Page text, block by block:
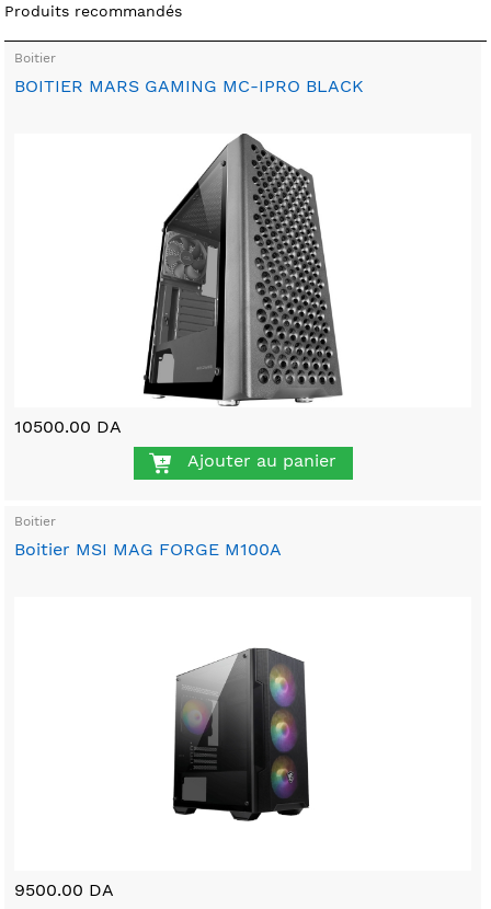
Produits recommandés
Boitier
BOITIER MARS GAMING MC-IPRO BLACK
10500.00 DA
Ajouter au panier
Boitier
Boitier MSI MAG FORGE M100A
9500.00 DA